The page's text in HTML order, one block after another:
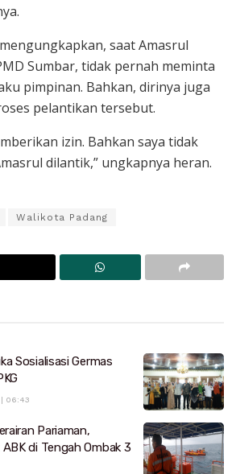
saat Amasrul
Sumbar, tidak pernah meminta
pimpinan. Bahkan, dirinya juga
pelantikan tersebut.
izin. Bahkan saya tidak
dilantik,” ungkapnya heran.
Walikota Padang
Sosialisasi Germas
| 06:43
Pariaman,
ABK di Tengah Ombak 3